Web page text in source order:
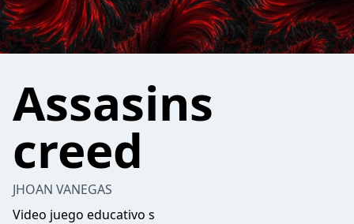
Assasins
creed
JHOAN VANEGAS
Video juego educativo s